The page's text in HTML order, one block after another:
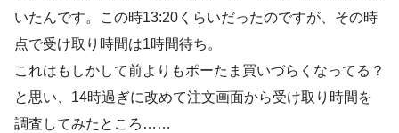
いたんです。この時13:20くらいだったのですが、その時
点で受け取り時間は1時間待ち。
これはもしかして前よりもポーたま買いづらくなってる？
と思い、14時過ぎに改めて注文画面から受け取り時間を
調査してみたところ……